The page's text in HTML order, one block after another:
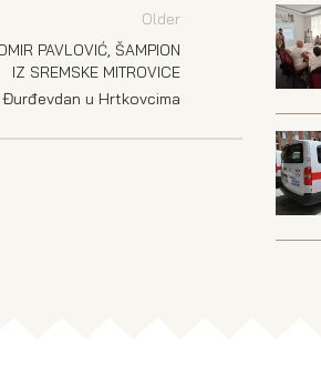
Older
PAVLOVIĆ, ŠAMPION
IZ SREMSKE MITROVICE
Đurđevdan u Hrtkovcima